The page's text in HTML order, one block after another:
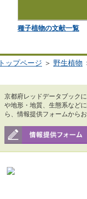
種子植物の文献一覧
トップページ ＞ 野生植物
京都府レッドデータブック
や地形・地質、生態系など
ら、情報提供フォームから